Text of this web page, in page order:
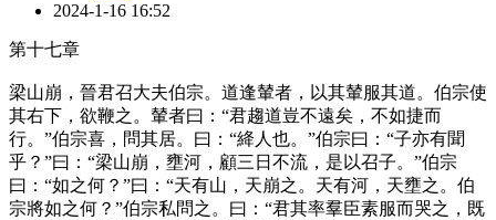
2024-1-16 16:52
第十七章
梁山崩，晉君召大夫伯宗。道逢輦者，以其輦服其道。伯宗使
其右下，欲鞭之。輦者曰：“君趨道豈不遠矣，不如捷而
行。”伯宗喜，問其居。曰：“絳人也。”伯宗曰：“子亦有聞
乎？”曰：“梁山崩，壅河，顧三日不流，是以召子。”伯宗
曰：“如之何？”曰：“天有山，天崩之。天有河，天壅之。伯
宗將如之何？”伯宗私問之。曰：“君其率羣臣素服而哭之，既